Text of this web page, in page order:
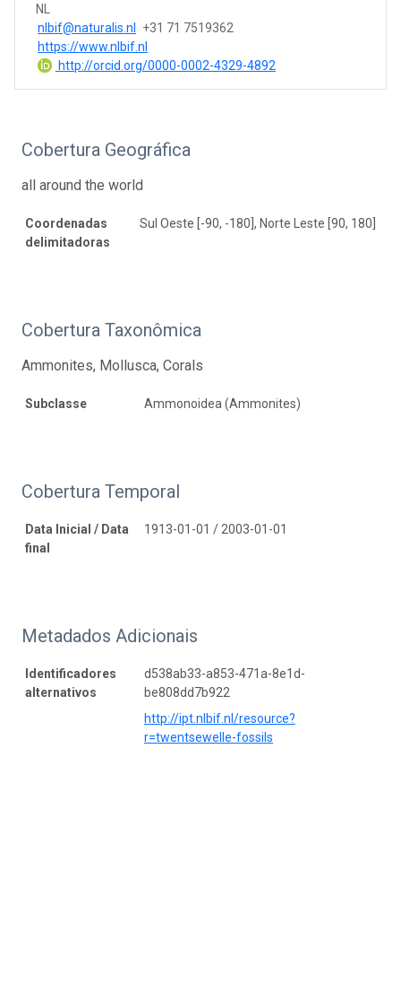
NL
nlbif@naturalis.nl
+31 71 7519362
https://www.nlbif.nl
http://orcid.org/0000-0002-4329-4892
Cobertura Geográfica
all around the world
Coordenadas
delimitadoras
Sul Oeste [-90, -180], Norte Leste [90, 180]
Cobertura Taxonômica
Ammonites, Mollusca, Corals
Subclasse Ammonoidea (Ammonites)
Cobertura Temporal
Data Inicial / Data
final
1913-01-01 / 2003-01-01
Metadados Adicionais
Identificadores
alternativos
d538ab33-a853-471a-8e1d-
be808dd7b922
http://ipt.nlbif.nl/resource?
r=twentsewelle-fossils